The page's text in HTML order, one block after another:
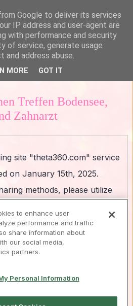
Treffen Bodensee,
Zahnarzt
Google to deliver its services
IP address and user-agent are
with performance and security
of service, generate usage
address abuse.
MORE GOT IT